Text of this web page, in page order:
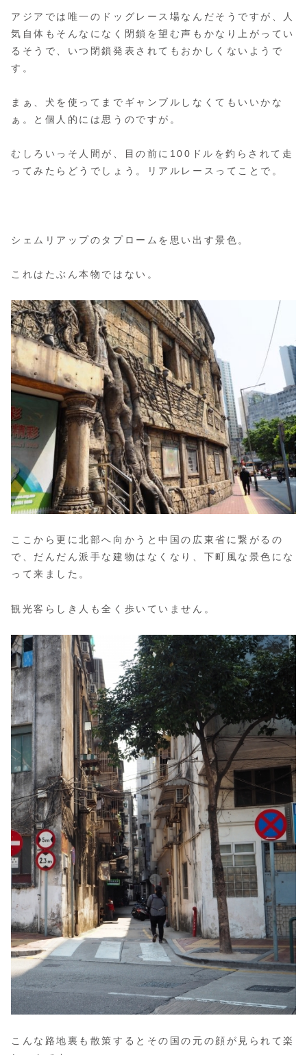
アジアでは唯一のドッグレース場なんだそうですが、人
気自体もそんなになく閉鎖を望む声もかなり上がってい
るそうで、いつ閉鎖発表されてもおかしくないようで
す。
まぁ、犬を使ってまでギャンブルしなくてもいいかな
ぁ。と個人的には思うのですが。
むしろいっそ人間が、目の前に100ドルを釣らされて走
ってみたらどうでしょう。リアルレースってことで。
シェムリアップのタプロームを思い出す景色。
これはたぶん本物ではない。
ここから更に北部へ向かうと中国の広東省に繋がるの
で、だんだん派手な建物はなくなり、下町風な景色にな
って来ました。
観光客らしき人も全く歩いていません。
こんな路地裏も散策するとその国の元の顔が見られて楽